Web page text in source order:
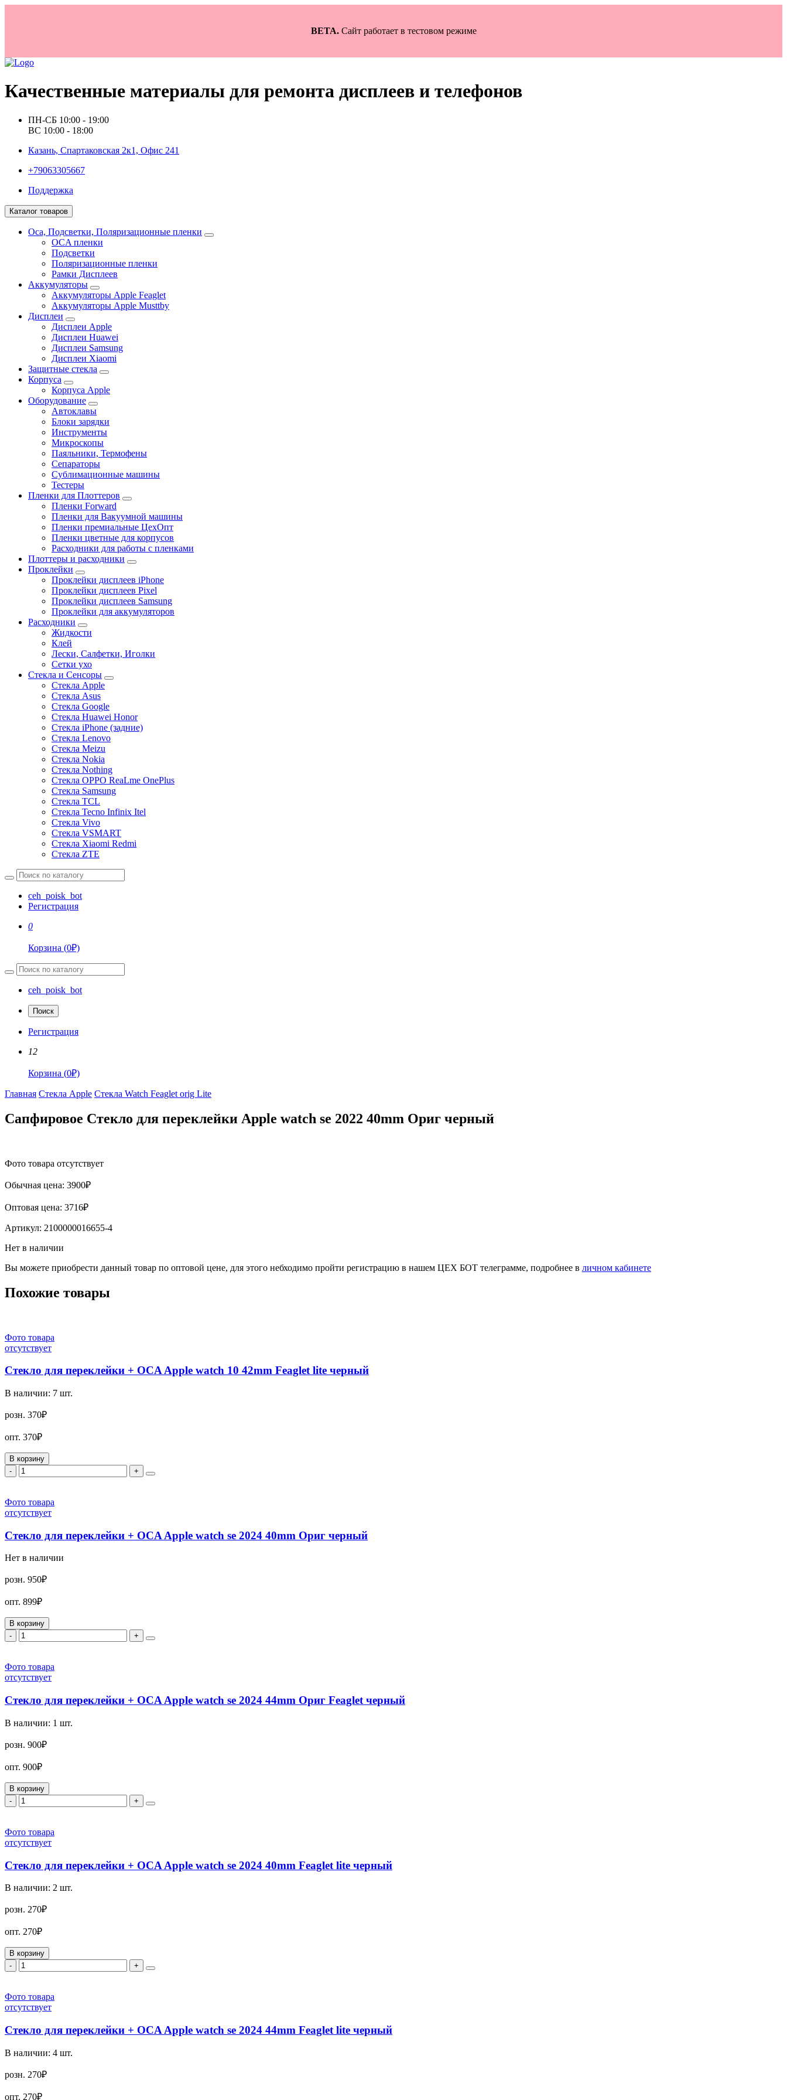
BETA.Сайт работает в тестовом режиме
Качественные материалы для ремонта дисплеев и телефонов
ПН-СБ 10:00 - 19:00
ВС 10:00 - 18:00
Казань, Спартаковская 2к1, Офис 241
+79063305667
Поддержка
Каталог товаров
Oca, Подсветки, Поляризационные пленки
OCA пленки
Подсветки
Поляризационные пленки
Рамки Дисплеев
Аккумуляторы
Аккумуляторы Apple Feaglet
Аккумуляторы Apple Musttby
Дисплеи
Дисплеи Apple
Дисплеи Huawei
Дисплеи Samsung
Дисплеи Xiaomi
Защитные стекла
Корпуса
Корпуса Apple
Оборудование
Автоклавы
Блоки зарядки
Инструменты
Микроскопы
Паяльники, Термофены
Сепараторы
Сублимационные машины
Тестеры
Пленки для Плоттеров
Пленки Forward
Пленки для Вакуумной машины
Пленки премиальные ЦехОпт
Пленки цветные для корпусов
Расходники для работы с пленками
Плоттеры и расходники
Проклейки
Проклейки дисплеев iPhone
Проклейки дисплеев Pixel
Проклейки дисплеев Samsung
Проклейки для аккумуляторов
Расходники
Жидкости
Клей
Лески, Салфетки, Иголки
Сетки ухо
Стекла и Сенсоры
Стекла Apple
Стекла Asus
Стекла Google
Стекла Huawei Honor
Стекла iPhone (задние)
Стекла Lenovo
Стекла Meizu
Стекла Nokia
Стекла Nothing
Стекла OPPO ReaLme OnePlus
Стекла Samsung
Стекла TCL
Стекла Tecno Infinix Itel
Стекла Vivo
Стекла VSMART
Стекла Xiaomi Redmi
Стекла ZTE
ceh_poisk_bot
Регистрация
0
Корзина (0₽)
ceh_poisk_bot
Поиск
Регистрация
12
Корзина (0₽)
Главная Стекла Apple Стекла Watch Feaglet orig Lite
Сапфировое Стекло для переклейки Apple watch se 2022 40mm Ориг черный
Фото товара отсутствует
Обычная цена: 3900₽
Оптовая цена: 3716₽
Артикул: 2100000016655-4
Нет в наличии
Вы можете приобрести данный товар по оптовой цене, для этого небходимо пройти регистрацию в нашем ЦЕХ БОТ телеграмме, подробнее в личном кабинете
Похожие товары
Фото товара
отсутствует
Стекло для переклейки + OCA Apple watch 10 42mm Feaglet lite черный
В наличии: 7 шт.
розн. 370₽
опт. 370₽
В корзину
-
+
Фото товара
отсутствует
Стекло для переклейки + OCA Apple watch se 2024 40mm Ориг черный
Нет в наличии
розн. 950₽
опт. 899₽
В корзину
-
+
Фото товара
отсутствует
Стекло для переклейки + OCA Apple watch se 2024 44mm Ориг Feaglet черный
В наличии: 1 шт.
розн. 900₽
опт. 900₽
В корзину
-
+
Фото товара
отсутствует
Стекло для переклейки + OCA Apple watch se 2024 40mm Feaglet lite черный
В наличии: 2 шт.
розн. 270₽
опт. 270₽
В корзину
-
+
Фото товара
отсутствует
Стекло для переклейки + OCA Apple watch se 2024 44mm Feaglet lite черный
В наличии: 4 шт.
розн. 270₽
опт. 270₽